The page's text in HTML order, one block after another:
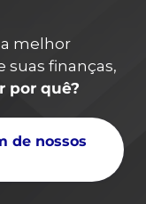
a melhor
suas finanças,
por quê?
de nossos